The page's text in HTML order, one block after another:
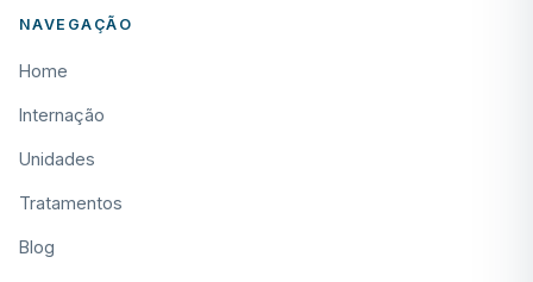
NAVEGAÇÃO
Home
Internação
Unidades
Tratamentos
Blog